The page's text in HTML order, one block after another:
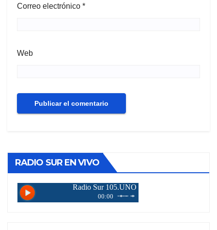
Correo electrónico *
Web
RADIO SUR EN VIVO